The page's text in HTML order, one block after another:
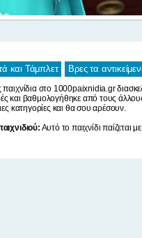
και Τάμπλετ Βρες τα
παιχνίδια στο 1000paixnidia.gr
και βαθμολογήθηκε από τους
κατηγορίες και θα σου αρέσουν.
Αυτό το παιχνίδι παίζεται